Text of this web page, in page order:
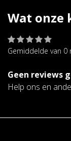
Wat onze
Gemiddelde van 0
Geen reviews
Help ons en